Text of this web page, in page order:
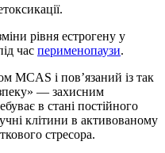
рівня естрогену у
час перименопаузи.
MCAS і пов’язаний із так
— захисним
в стані постійного
клітини в активованому
стресора.